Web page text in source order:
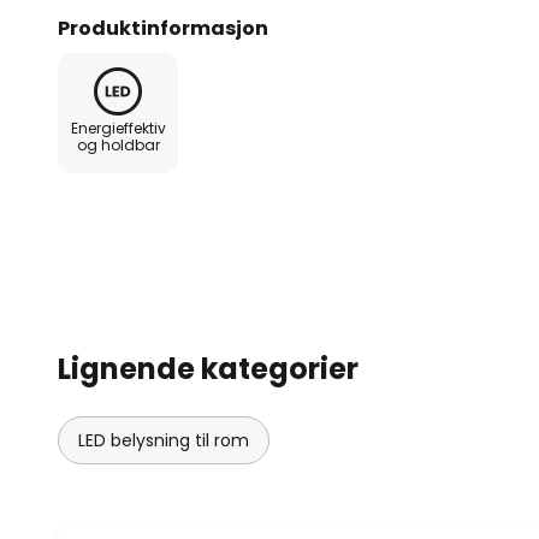
rom på en elegant måte. Orchid
monteres som uplight eller
Produktinformasjon
Energieffektiv
og holdbar
Lignende kategorier
LED belysning til rom